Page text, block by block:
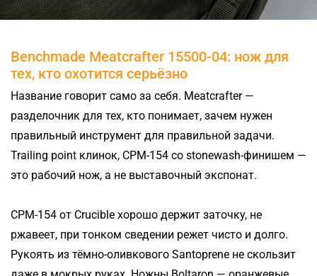
Benchmade Meatcrafter 15500-04: нож для
тех, кто охотится серьёзно
Название говорит само за себя. Meatcrafter —
разделочник для тех, кто понимает, зачем нужен
правильный инструмент для правильной задачи.
Trailing point клинок, CPM-154 со stonewash-финишем —
это рабочий нож, а не выставочный экспонат.
CPM-154 от Crucible хорошо держит заточку, не
ржавеет, при тонком сведении режет чисто и долго.
Рукоять из тёмно-оливкового Santoprene не скользит